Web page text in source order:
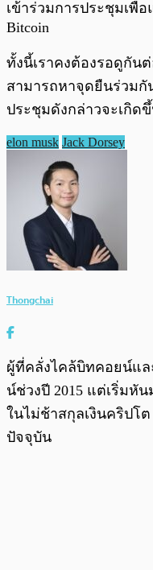
เข้าร่วมการประชุมเพื่
Bitcoin
ทั้งนี้เราคงต้องรอดูกัน
สามารถหาจุดยืนร่วมกั
ประชุมดังกล่าวจะเกิด
elon musk Jack Dorsey
Thongchai
ผู้ที่คลั่งไคล้บิทคอยน์แล
น์ช่วงปี 2015 แต่เริ่มหั
ในไม่ช้าสกุลเงินคริปโ
ปัจจุบัน